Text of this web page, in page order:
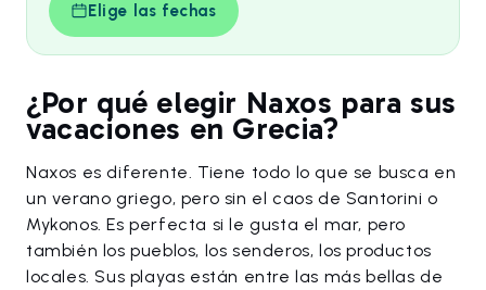
Elige las fechas
¿Por qué elegir Naxos para sus
vacaciones en Grecia?
Naxos es diferente. Tiene todo lo que se busca en
un verano griego, pero sin el caos de Santorini o
Mykonos. Es perfecta si le gusta el mar, pero
también los pueblos, los senderos, los productos
locales. Sus playas están entre las más bellas de